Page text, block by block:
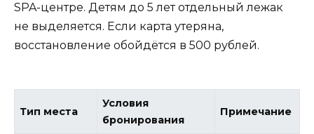
SPA-центре. Детям до 5 лет отдельный лежак
не выделяется. Если карта утеряна,
восстановление обойдётся в 500 рублей.
Тип места
Условия
бронирования
Примечание